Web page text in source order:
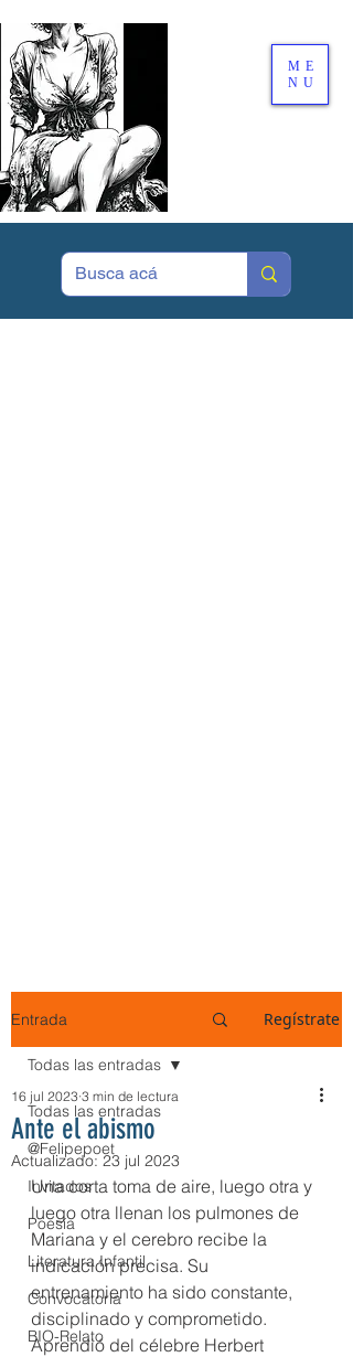
ME
NU
Entrada Regístrate
Todas las entradas
@Felipepoet
Invitados
Poesía
Literatura Infantil
Convocatoria
BIO-Relato
Todas las entradas
Ante el abismo
16 jul 2023 3 min de lectura
Actualizado:23 jul 2023
Una corta toma de aire, luego otra y
luego otra llenan los pulmones de
Mariana y el cerebro recibe la
indicación precisa. Su
entrenamiento ha sido constante,
disciplinado y comprometido.
Aprendió del célebre Herbert